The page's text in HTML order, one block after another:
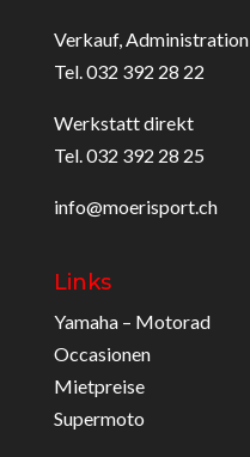
Verkauf, Administration
Tel. 032 392 28 22
Werkstatt direkt
Tel. 032 392 28 25
info@moerisport.ch
Links
Yamaha – Motorad
Occasionen
Mietpreise
Supermoto